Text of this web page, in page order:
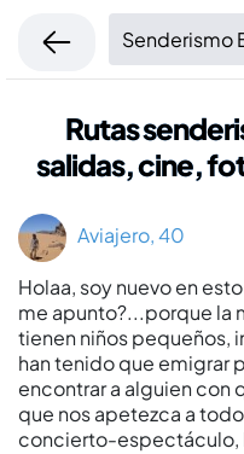
Senderismo
Rutas
salidas, cine,
Aviajero, 40
Holaa, soy nuevo en
me apunto?...porque la
tienen niños pequeños,
han tenido que emigrar
encontrar a alguien con
que nos apetezca a
concierto-espectáculo,